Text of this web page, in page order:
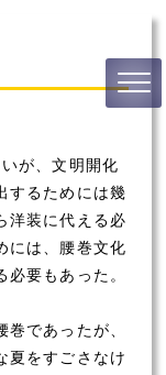
が、文明開化
するためには幾
洋装に代える必
には、腰巻文化
要もあった。
であったが、
夏をすごさなけ